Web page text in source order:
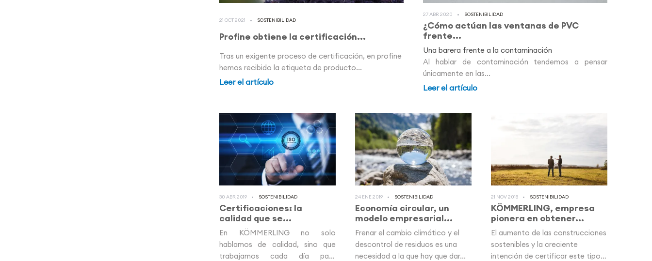
21 OCT 2021 SOSTENIBILIDAD
Profine obtiene la certificación...
Tras un exigente proceso de certificación, en profine
hemos recibido la etiqueta de producto...
Leer el artículo
27 ABR 2020 SOSTENIBILIDAD
¿Cómo actúan las ventanas de PVC
frente...
Una barera frente a la contaminación
Al hablar de contaminación tendemos a pensar
únicamente en las...
Leer el artículo
30 ABR 2019 SOSTENIBILIDAD
Certificaciones: la
calidad que se...
En KÖMMERLING no solo
hablamos de calidad, sino que
trabajamos cada día para
24 ENE 2019 SOSTENIBILIDAD
Economía circular, un
modelo empresarial...
Frenar el cambio climático y el
descontrol de residuos es una
necesidad a la que hay que dar...
21 NOV 2018 SOSTENIBILIDAD
KÖMMERLING, empresa
pionera en obtener...
El aumento de las construcciones
sostenibles y la creciente
intención de certificar este tipo